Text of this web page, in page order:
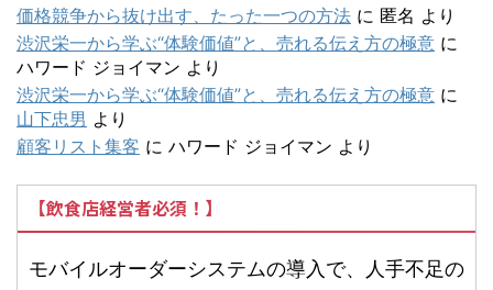
価格競争から抜け出す、たった一つの方法 に 匿名 より
渋沢栄一から学ぶ“体験価値”と、売れる伝え方の極意 に
ハワード ジョイマン より
渋沢栄一から学ぶ“体験価値”と、売れる伝え方の極意 に
山下忠男 より
顧客リスト集客 に ハワード ジョイマン より
【飲食店経営者必須！】
モバイルオーダーシステムの導入で、人手不足の